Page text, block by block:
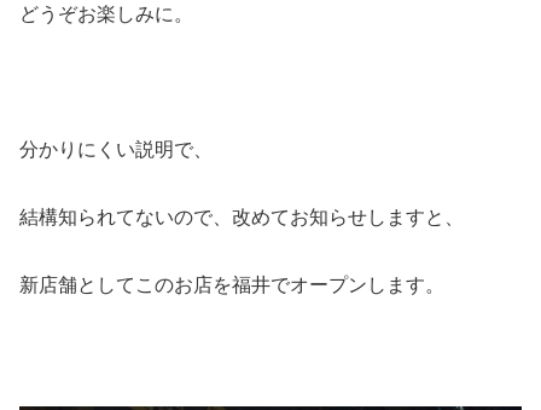
どうぞお楽しみに。
分かりにくい説明で、
結構知られてないので、改めてお知らせしますと、
新店舗としてこのお店を福井でオープンします。